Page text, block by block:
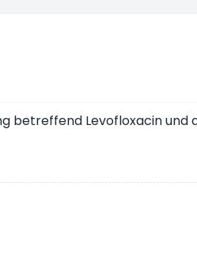
betreffend Levofloxacin und